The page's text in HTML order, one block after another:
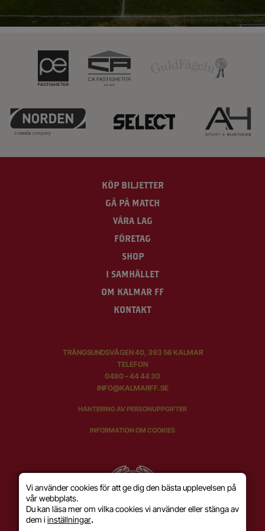
KÖP BILJETTER
GÅ PÅ MATCH
VÅRA LAG
FÖRETAG
SHOP
I SAMHÄLLET
OM KALMAR FF
KONTAKT
TRÅNGSUNDSVÄGEN 40, 393 56 KALMAR
TELEFON
0480 – 44 44 30
INFO@KALMARFF.SE
HANTERING AV PERSONUPPGIFTER
INFORMATION OM COOKIES
Vi använder cookies för att ge dig den bästa upplevelsen på
vår webbplats.
Du kan läsa mer om vilka cookies vi använder eller stänga av
dem i inställningar.